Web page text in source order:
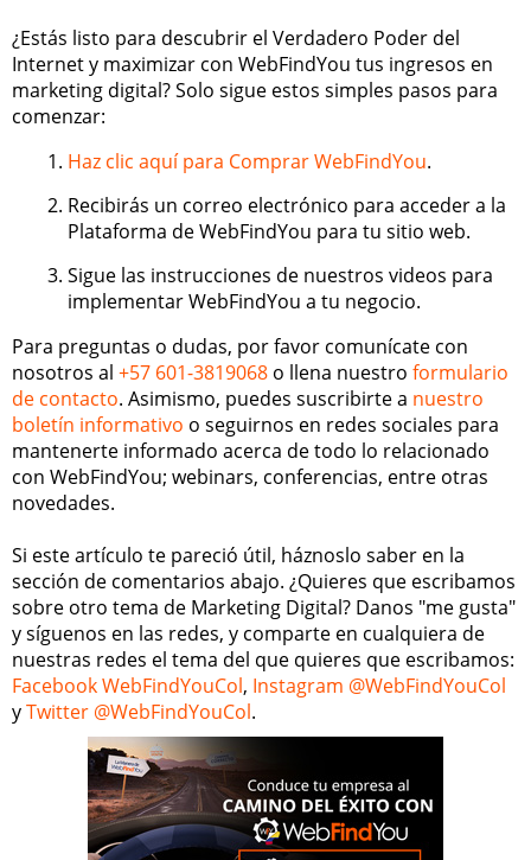
¿Estás listo para descubrir el Verdadero Poder del
Internet y maximizar con WebFindYou tus ingresos en
marketing digital? Solo sigue estos simples pasos para
comenzar:
Haz clic aquí para Comprar WebFindYou.
Recibirás un correo electrónico para acceder a la
Plataforma de WebFindYou para tu sitio web.
Sigue las instrucciones de nuestros videos para
implementar WebFindYou a tu negocio.
Para preguntas o dudas, por favor comunícate con
nosotros al +57 601-3819068 o llena nuestro formulario
de contacto. Asimismo, puedes suscribirte a nuestro
boletín informativo o seguirnos en redes sociales para
mantenerte informado acerca de todo lo relacionado
con WebFindYou; webinars, conferencias, entre otras
novedades.
Si este artículo te pareció útil, háznoslo saber en la
sección de comentarios abajo. ¿Quieres que escribamos
sobre otro tema de Marketing Digital? Danos "me gusta"
y síguenos en las redes, y comparte en cualquiera de
nuestras redes el tema del que quieres que escribamos:
Facebook WebFindYouCol, Instagram @WebFindYouCol
yTwitter @WebFindYouCol.